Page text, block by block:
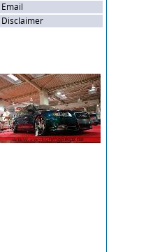
Email
Disclaimer